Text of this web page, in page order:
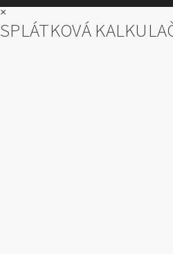
×
SPLÁTKOVÁ